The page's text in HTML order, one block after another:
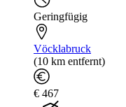
Geringfügig
Vöcklabruck
(10 km entfernt)
€ 467